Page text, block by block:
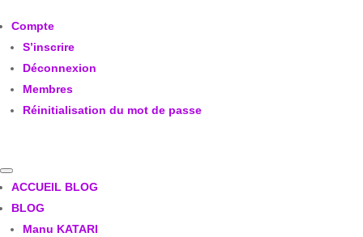
Compte
S’inscrire
Déconnexion
Membres
Réinitialisation du mot de passe
ACCUEIL BLOG
BLOG
Manu KATARI